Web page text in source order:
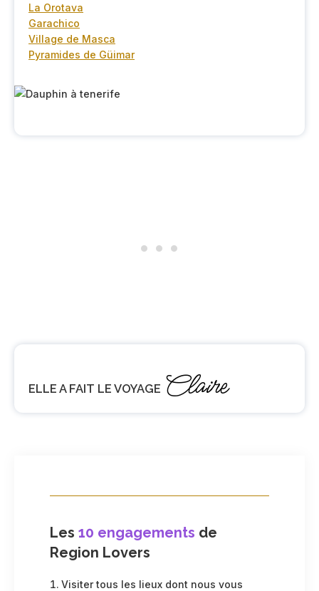
La Orotava
Garachico
Village de Masca
Pyramides de Güimar
ELLE A FAIT LE VOYAGE Claire
Les 10 engagements de
Region Lovers
Visiter tous les lieux dont nous vous